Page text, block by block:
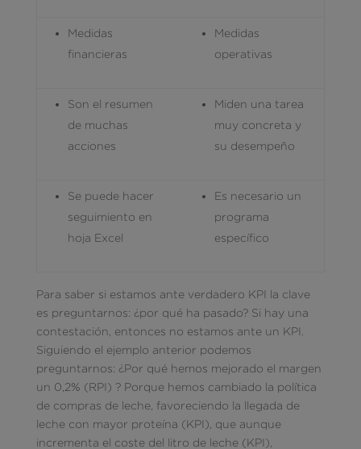
Medidas
financieras
Medidas
operativas
Son el resumen
de muchas
acciones
Miden una tarea
muy concreta y
su desempeño
Se puede hacer
seguimiento en
hoja Excel
Es necesario un
programa
específico
Para saber si estamos ante verdadero KPI la clave
es preguntarnos: ¿por qué ha pasado? Si hay una
contestación, entonces no estamos ante un KPI.
Siguiendo el ejemplo anterior podemos
preguntarnos: ¿Por qué hemos mejorado el margen
un 0,2% (RPI) ? Porque hemos cambiado la política
de compras de leche, favoreciendo la llegada de
leche con mayor proteína (KPI), que aunque
incrementa el coste del litro de leche (KPI),